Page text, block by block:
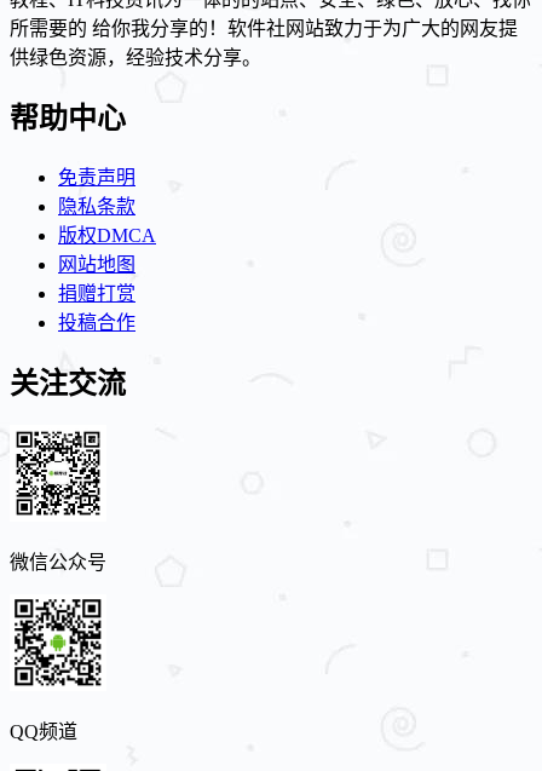
所需要的 给你我分享的！软件社网站致力于为广大的网友提
供绿色资源，经验技术分享。
帮助中心
免责声明
隐私条款
版权DMCA
网站地图
捐赠打赏
投稿合作
关注交流
微信公众号
QQ频道